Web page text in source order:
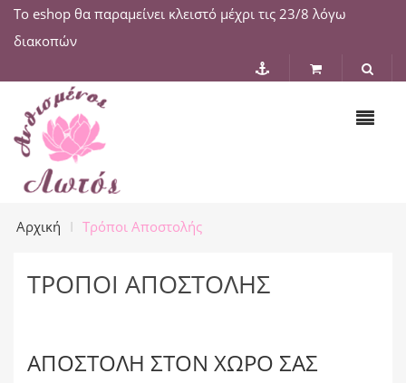
Το eshop θα παραμείνει κλειστό μέχρι τις 23/8 λόγω
διακοπών
Αρχική Τρόποι Αποστολής
ΤΡΌΠΟΙ ΑΠΟΣΤΟΛΉΣ
ΑΠΟΣΤΟΛΉ ΣΤΟΝ ΧΏΡΟ ΣΑΣ